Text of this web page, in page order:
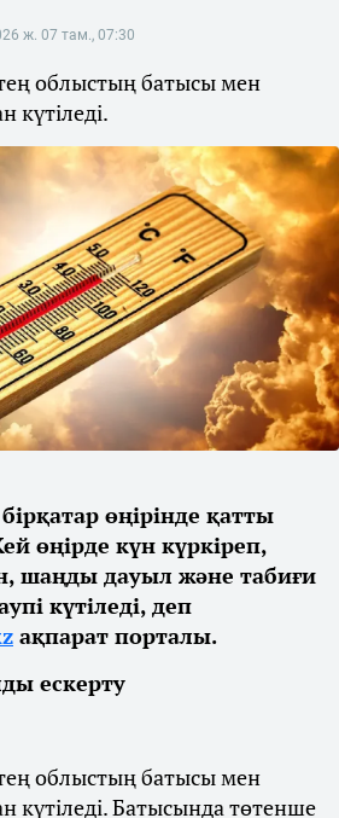
ж. 07 там., 07:30
облыстың батысы мен
күтіледі.
өңірінде қатты
өңірде күн күркіреп,
шаңды дауыл және табиғи
күтіледі, деп
ақпарат порталы.
ескерту
облыстың батысы мен
күтіледі. Батысында төтенше